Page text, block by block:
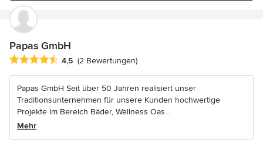
Papas GmbH
Durchschnittliche Bewertung: 4.5 von 5 Sternen
4,5 (2 Bewertungen)
Papas GmbH Seit über 50 Jahren realisiert unser
Traditionsunternehmen für unsere Kunden hochwertige
Projekte im Bereich Bäder, Wellness Oas...
Mehr